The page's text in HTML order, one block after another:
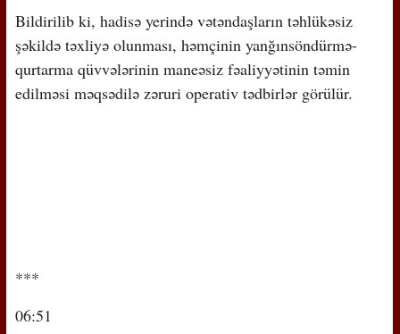
Bildirilib ki, hadisə yerində vətəndaşların təhlükəsiz
şəkildə təxliyə olunması, həmçinin yanğınsöndürmə-
qurtarma qüvvələrinin maneəsiz fəaliyyətinin təmin
edilməsi məqsədilə zəruri operativ tədbirlər görülür.
***
06:51